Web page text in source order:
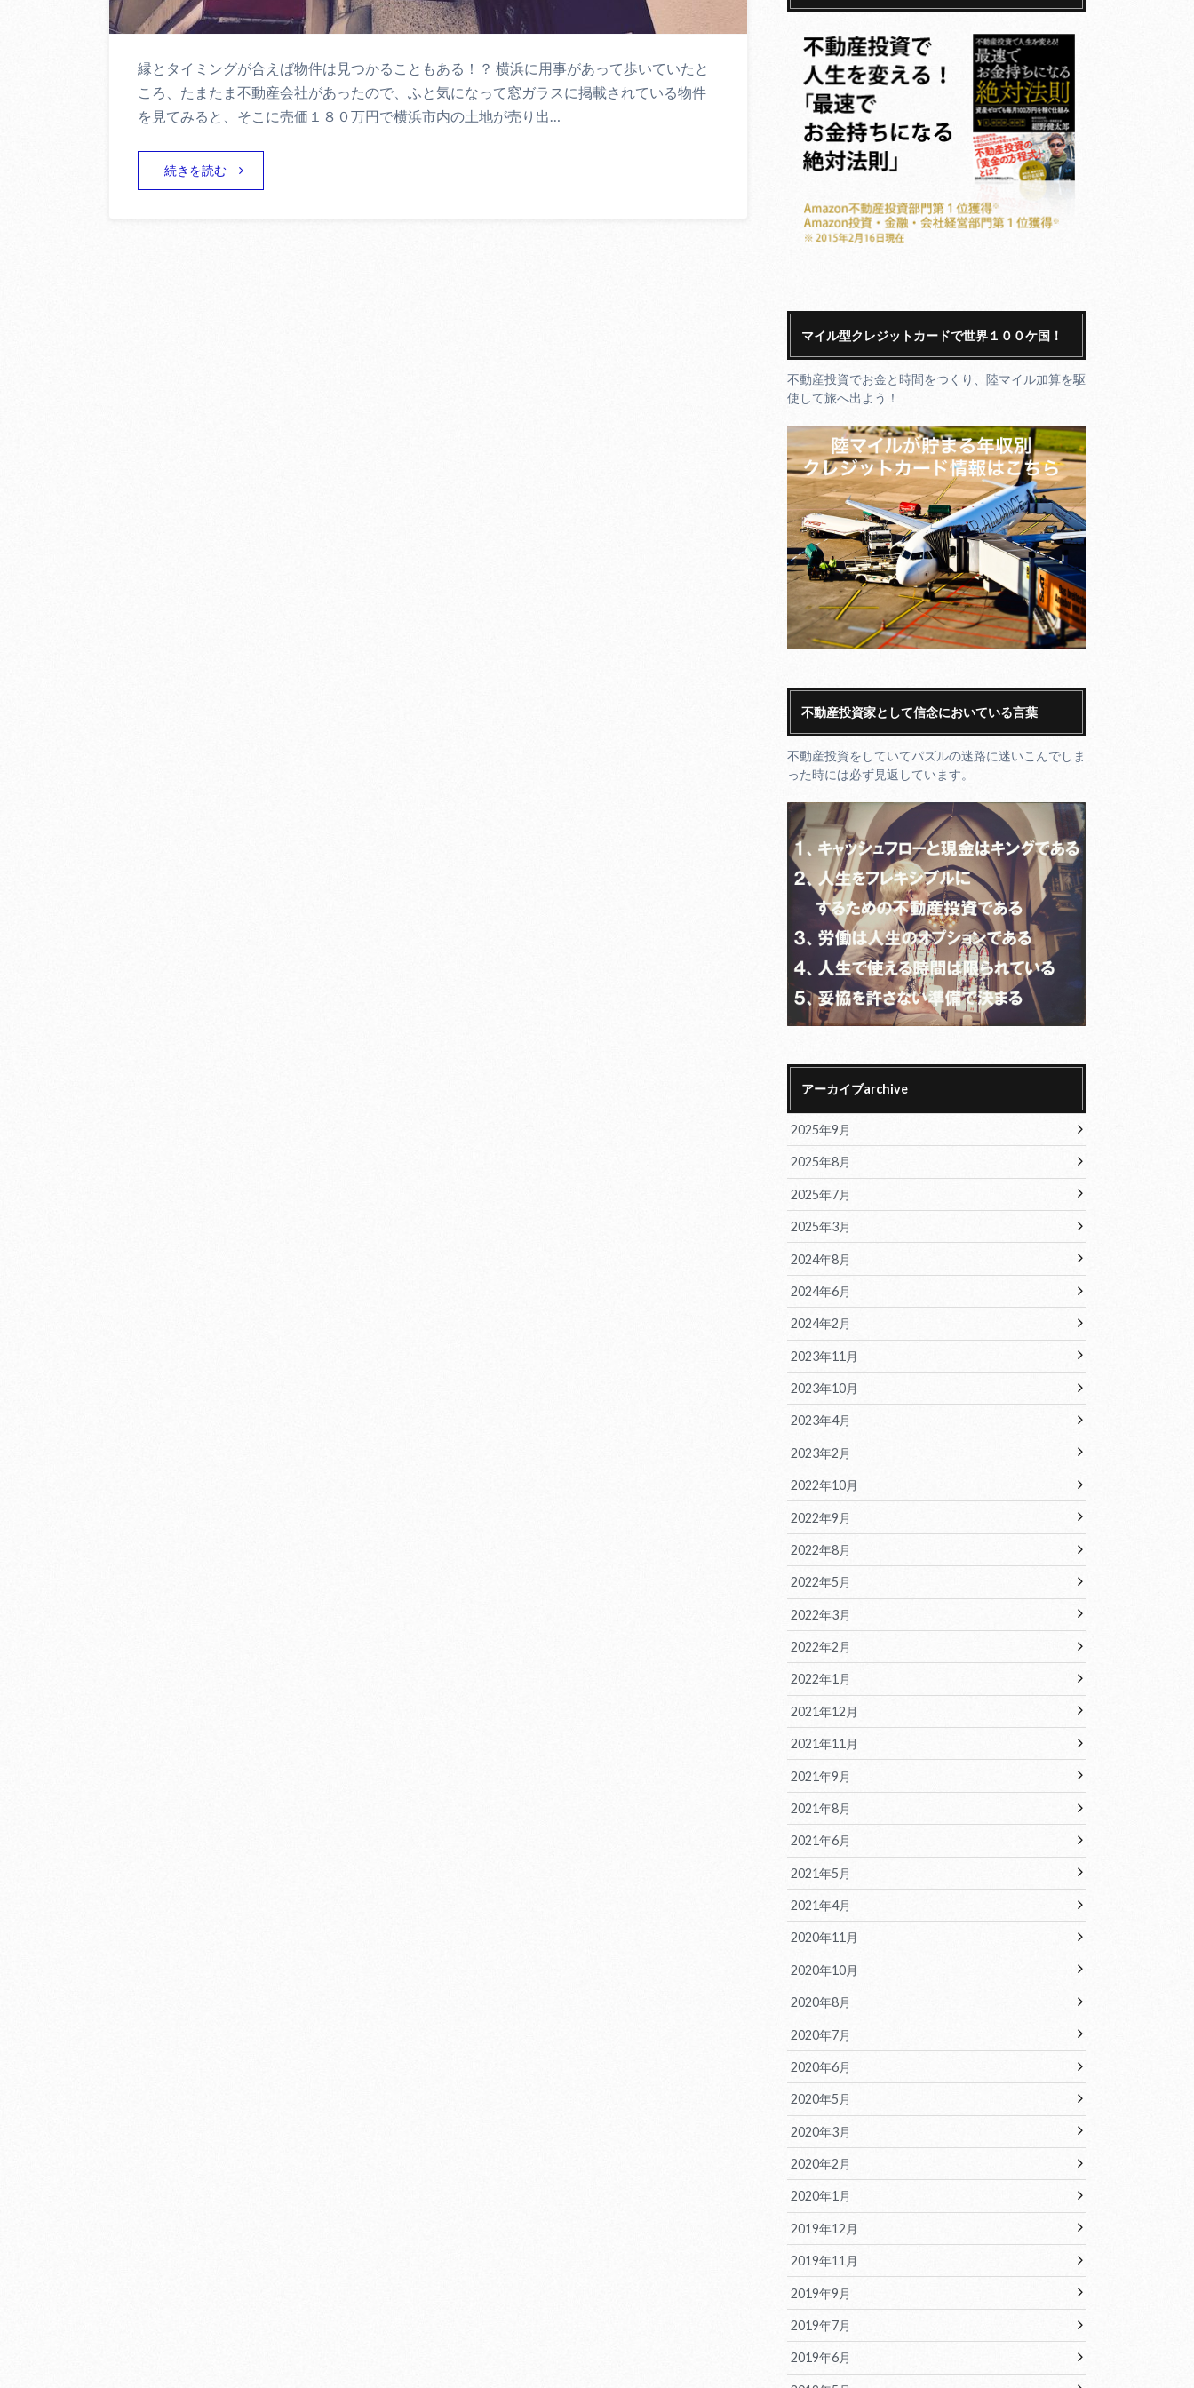
縁とタイミングが合えば物件は見つかることもある！？ 横浜に用事があって歩いていたと
ころ、たまたま不動産会社があったので、ふと気になって窓ガラスに掲載されている物件
を見てみると、そこに売価１８０万円で横浜市内の土地が売り出…
続きを読む
マイル型クレジットカードで世界１００ケ国！
不動産投資でお金と時間をつくり、陸マイル加算を駆
使して旅へ出よう！
不動産投資家として信念においている言葉
不動産投資をしていてパズルの迷路に迷いこんでしま
った時には必ず見返しています。
アーカイブarchive
2025年9月
2025年8月
2025年7月
2025年3月
2024年8月
2024年6月
2024年2月
2023年11月
2023年10月
2023年4月
2023年2月
2022年10月
2022年9月
2022年8月
2022年5月
2022年3月
2022年2月
2022年1月
2021年12月
2021年11月
2021年9月
2021年8月
2021年6月
2021年5月
2021年4月
2020年11月
2020年10月
2020年8月
2020年7月
2020年6月
2020年5月
2020年3月
2020年2月
2020年1月
2019年12月
2019年11月
2019年9月
2019年7月
2019年6月